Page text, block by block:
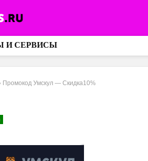
И СЕРВИСЫ
Промокод Умскул — Скидка10%